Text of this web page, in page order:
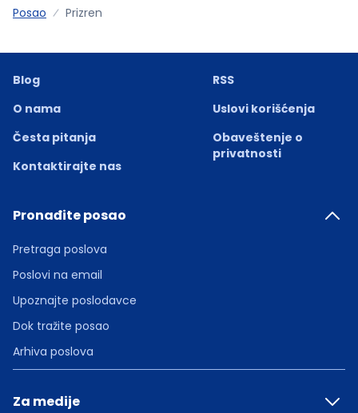
Posao Prizren
Blog
O nama
Česta pitanja
Kontaktirajte nas
RSS
Uslovi korišćenja
Obaveštenje o
privatnosti
Pronađite posao
Pretraga poslova
Poslovi na email
Upoznajte poslodavce
Dok tražite posao
Arhiva poslova
Za medije